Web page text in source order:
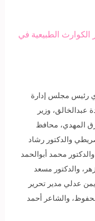
الكوارث الطبيعية في
رئيس مجلس إدارة
عبدالخالق، وزير
المهدي، محافظ
والدكتور رشاد
محمد أبوالحمد
والدكتور مسعد
عدلي مدير تحرير
والشاعر أحمد